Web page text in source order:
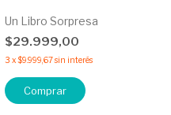
Un Libro Sorpresa
$29.999,00
3 x$9.999,67sin interés
Comprar